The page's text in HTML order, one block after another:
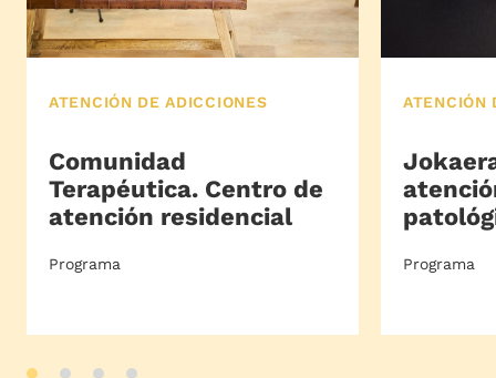
ATENCIÓN DE ADICCIONES
Comunidad
Terapéutica. Centro de
atención residencial
Programa
ATENCIÓN
Programa